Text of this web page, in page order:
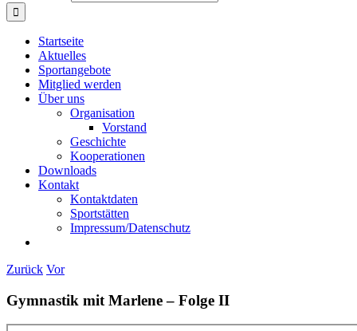
Startseite
Aktuelles
Sportangebote
Mitglied werden
Über uns
Organisation
Vorstand
Geschichte
Kooperationen
Downloads
Kontakt
Kontaktdaten
Sportstätten
Impressum/Datenschutz
Zurück Vor
Gymnastik mit Marlene – Folge II